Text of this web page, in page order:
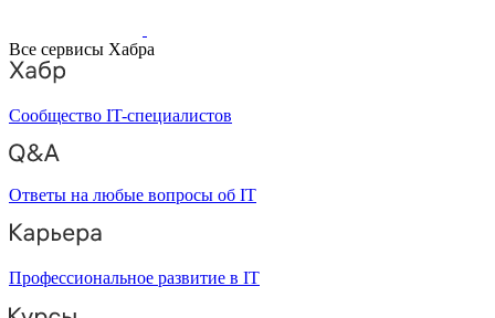
Все сервисы Хабра
Сообщество IT-специалистов
Ответы на любые вопросы об IT
Профессиональное развитие в IT